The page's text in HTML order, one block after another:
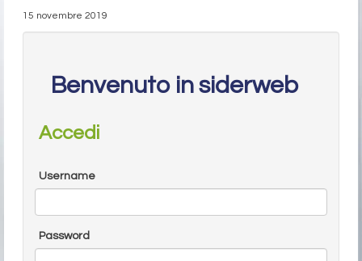
15 novembre 2019
Benvenuto in siderweb
Accedi
Username
Password